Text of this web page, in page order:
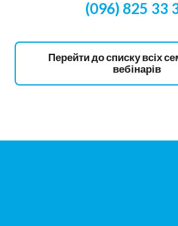
(096) 825 33
Перейти до списку всіх
вебінарів